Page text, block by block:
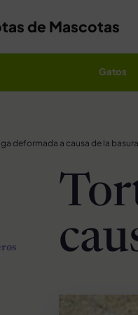
de Mascotas
Gatos
deformada a causa de la basura